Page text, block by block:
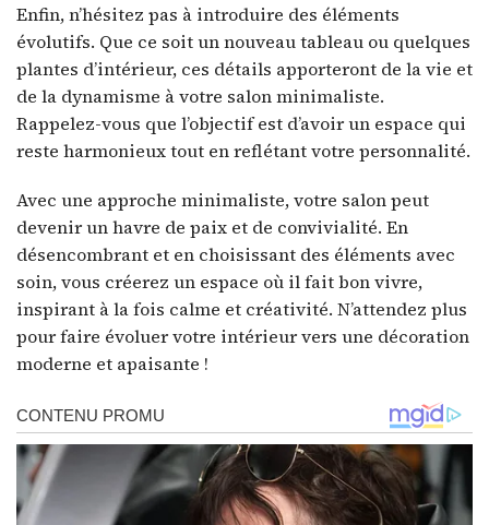
Enfin, n’hésitez pas à introduire des éléments
évolutifs. Que ce soit un nouveau tableau ou quelques
plantes d’intérieur, ces détails apporteront de la vie et
de la dynamisme à votre salon minimaliste.
Rappelez-vous que l’objectif est d’avoir un espace qui
reste harmonieux tout en reflétant votre personnalité.
Avec une approche minimaliste, votre salon peut
devenir un havre de paix et de convivialité. En
désencombrant et en choisissant des éléments avec
soin, vous créerez un espace où il fait bon vivre,
inspirant à la fois calme et créativité. N’attendez plus
pour faire évoluer votre intérieur vers une décoration
moderne et apaisante !